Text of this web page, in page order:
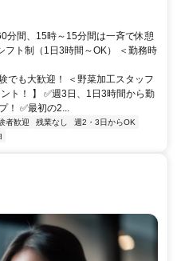
！
分間、15時～15分間は一斉で休憩
ト制（1日3時間～OK） ＜勤務時
でも大歓迎！ ＜野菜加工スタッフ
ト！ 】 ✅週3日、1日3時間から勤
！ ✅最初の2...
者歓迎 残業なし
週2・3日からOK